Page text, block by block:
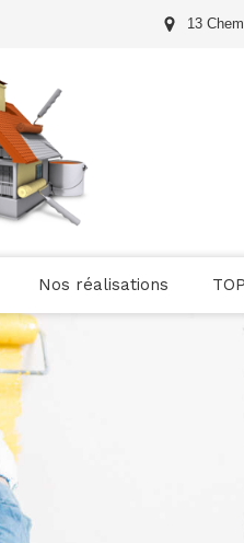
13
Nos réalisations